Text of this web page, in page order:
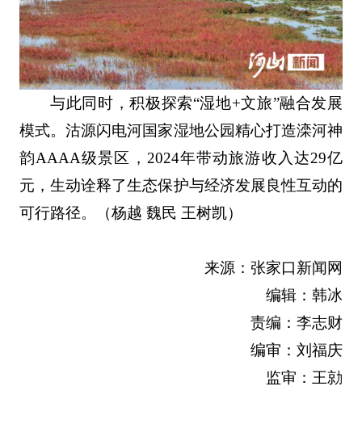
与此同时，积极探索“湿地+文旅”融合发展
模式。沽源闪电河国家湿地公园精心打造滦河神
韵AAAA级景区，2024年带动旅游收入达29亿
元，生动诠释了生态保护与经济发展良性互动的
可行路径。（杨越 魏民 王树凯）
来源：张家口新闻网
编辑：韩冰
责编：李志财
编审：刘福庆
监审：王勍